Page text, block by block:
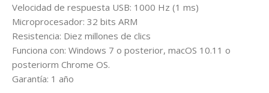
Velocidad de respuesta USB: 1000 Hz (1 ms)
Microprocesador: 32 bits ARM
Resistencia: Diez millones de clics
Funciona con: Windows 7 o posterior, macOS 10.11 o
posteriorm Chrome OS.
Garantía: 1 año